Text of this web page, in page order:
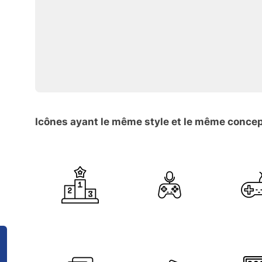
Icônes ayant le même style et le même